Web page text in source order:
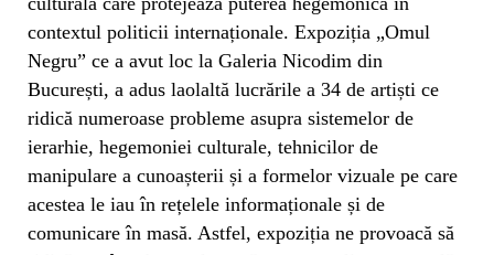
contextul politicii internaționale. Expoziția „Omul
Negru” ce a avut loc la Galeria Nicodim din
București, a adus laolaltă lucrările a 34 de artiști ce
ridică numeroase probleme asupra sistemelor de
ierarhie, hegemoniei culturale, tehnicilor de
manipulare a cunoașterii și a formelor vizuale pe care
acestea le iau în rețelele informaționale și de
comunicare în masă. Astfel, expoziția ne provoacă să